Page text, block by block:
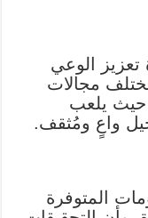
تعزيز الوعي
مجالات
حيث يلعب
واعٍ ومُثقف.
المتوفرة